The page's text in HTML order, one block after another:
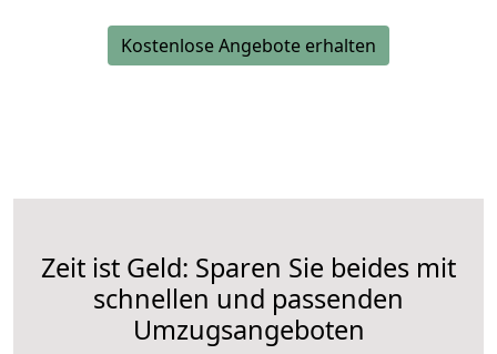
Kostenlose Angebote erhalten
Zeit ist Geld: Sparen Sie beides mit
schnellen und passenden
Umzugsangeboten